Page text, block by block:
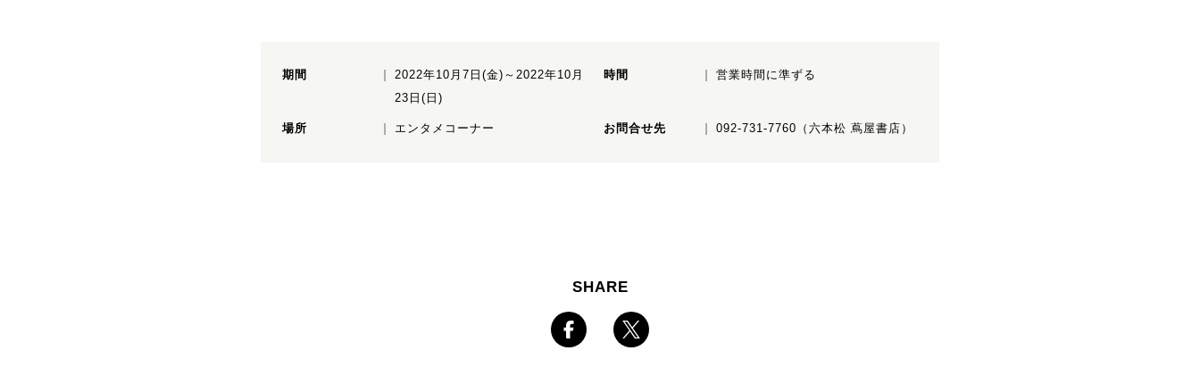
期間
2022年10月7日(金)～2022年10月
23日(日)
時間 営業時間に準ずる
場所 エンタメコーナー お問合せ先 092-731-7760（六本松 蔦屋書店）
SHARE